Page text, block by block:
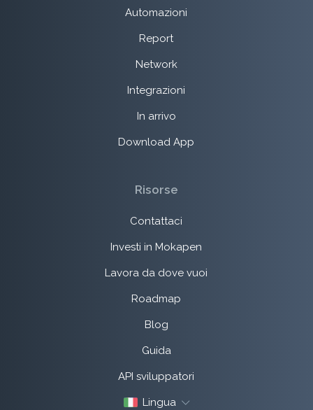
Automazioni
Report
Network
Integrazioni
In arrivo
Download App
Risorse
Contattaci
Investi in Mokapen
Lavora da dove vuoi
Roadmap
Blog
Guida
API sviluppatori
Lingua